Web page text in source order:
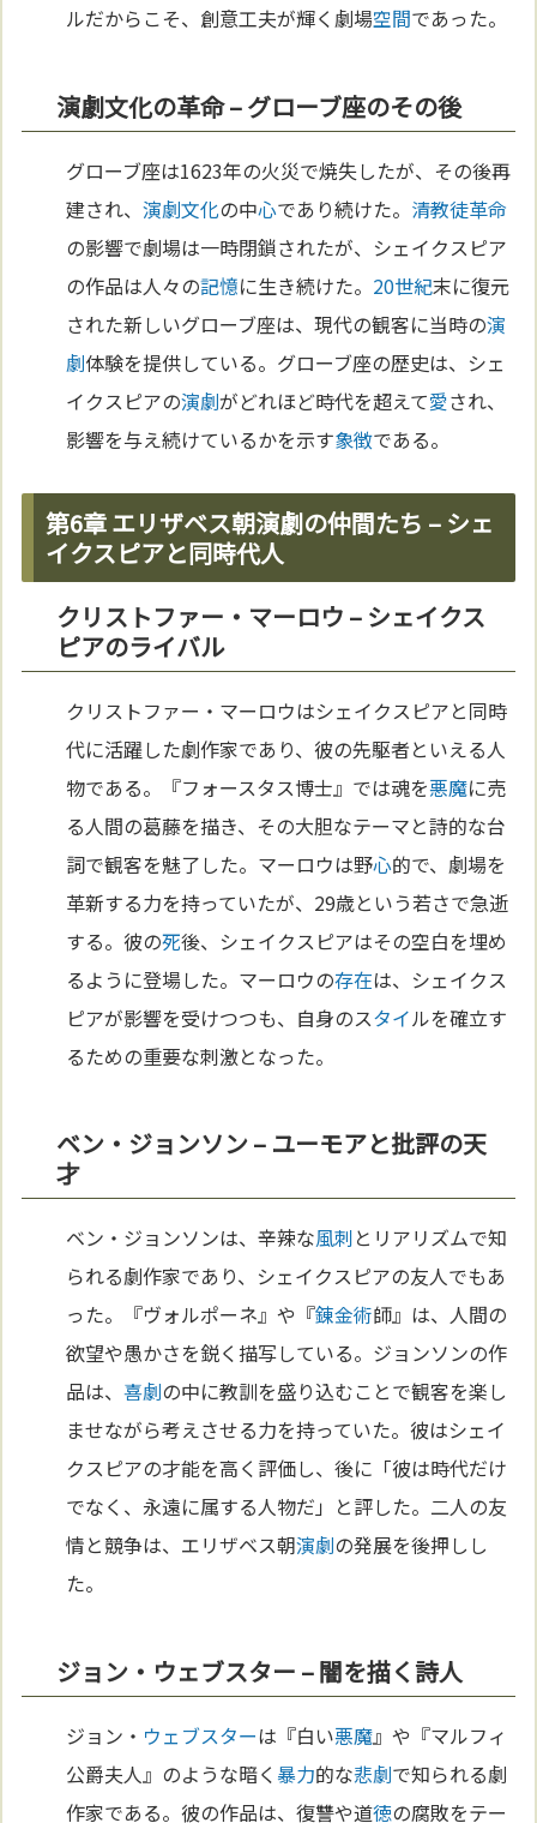
ルだからこそ、創意工夫が輝く劇場空間であった。
演劇文化の革命 – グローブ座のその後
グローブ座は1623年の火災で焼失したが、その後再
建され、演劇文化の中心であり続けた。 清教徒革命
の影響で劇場は一時閉鎖されたが、シェイクスピア
の作品は人々の記憶に生き続けた。 20世紀末に復元
された新しいグローブ座は、現代の観客に当時の演
劇体験を提供している。グローブ座の歴史は、シェ
イクスピアの演劇がどれほど時代を超えて愛され、
影響を与え続けているかを示す象徴である。
第6章 エリザベス朝演劇の仲間たち – シェ
イクスピアと同時代人
クリストファー・マーロウ – シェイクス
ピアのライバル
クリストファー・マーロウはシェイクスピアと同時
代に活躍した劇作家であり、彼の先駆者といえる人
物である。『フォースタス博士』では魂を悪魔に売
る人間の葛藤を描き、その大胆なテーマと詩的な台
詞で観客を魅了した。マーロウは野心的で、劇場を
革新する力を持っていたが、29歳という若さで急逝
する。彼の死後、シェイクスピアはその空白を埋め
るように登場した。マーロウの存在は、シェイクス
ピアが影響を受けつつも、自身のスタイルを確立す
るための重要な刺激となった。
ベン・ジョンソン – ユーモアと批評の天
才
ベン・ジョンソンは、辛辣な風刺とリアリズムで知
られる劇作家であり、シェイクスピアの友人でもあ
った。『ヴォルポーネ』や『錬金術師』は、人間の
欲望や愚かさを鋭く描写している。ジョンソンの作
品は、喜劇の中に教訓を盛り込むことで観客を楽し
ませながら考えさせる力を持っていた。彼はシェイ
クスピアの才能を高く評価し、後に「彼は時代だけ
でなく、永遠に属する人物だ」と評した。二人の友
情と競争は、エリザベス朝演劇の発展を後押しし
た。
ジョン・ウェブスター – 闇を描く詩人
ジョン・ ウェブスターは『白い悪魔』や『マルフィ
公爵夫人』のような暗く暴力的な悲劇で知られる劇
作家である。彼の作品は、復讐や道徳の腐敗をテー